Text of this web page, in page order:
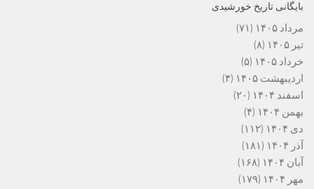
بایگانی تاریخ خورشیدی
مرداد ۱۴۰۵
(۷۱)
تیر ۱۴۰۵
(۸)
خرداد ۱۴۰۵
(۵)
اردیبهشت ۱۴۰۵
(۴)
اسفند ۱۴۰۴
(۲۰)
بهمن ۱۴۰۴
(۴)
دی ۱۴۰۴
(۱۱۲)
آذر ۱۴۰۴
(۱۸۱)
آبان ۱۴۰۴
(۱۶۸)
مهر ۱۴۰۴
(۱۷۹)